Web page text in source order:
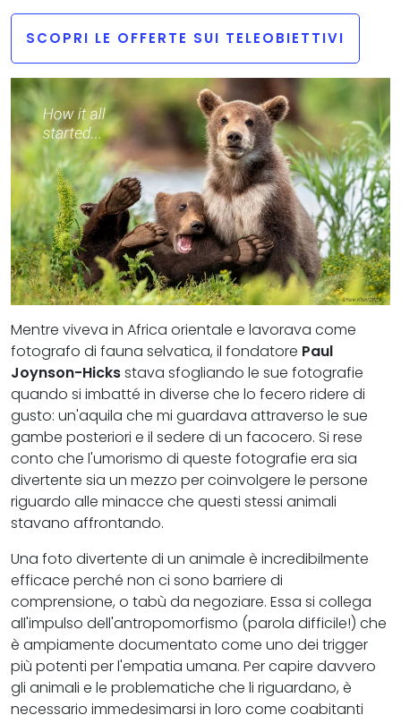
SCOPRI LE OFFERTE SUI TELEOBIETTIVI
Mentre viveva in Africa orientale e lavorava come
fotografo di fauna selvatica, il fondatore Paul
Joynson-Hicksstava sfogliando le sue fotografie
quando si imbatté in diverse che lo fecero ridere di
gusto: un'aquila che mi guardava attraverso le sue
gambe posteriori e il sedere di un facocero. Si rese
conto che l'umorismo di queste fotografie era sia
divertente sia un mezzo per coinvolgere le persone
riguardo alle minacce che questi stessi animali
stavano affrontando.
Una foto divertente di un animale è incredibilmente
efficace perché non ci sono barriere di
comprensione, o tabù da negoziare. Essa si collega
all'impulso dell'antropomorfismo (parola difficile!) che
è ampiamente documentato come uno dei trigger
più potenti per l'empatia umana. Per capire davvero
gli animali e le problematiche che li riguardano, è
necessario immedesimarsi in loro come coabitanti